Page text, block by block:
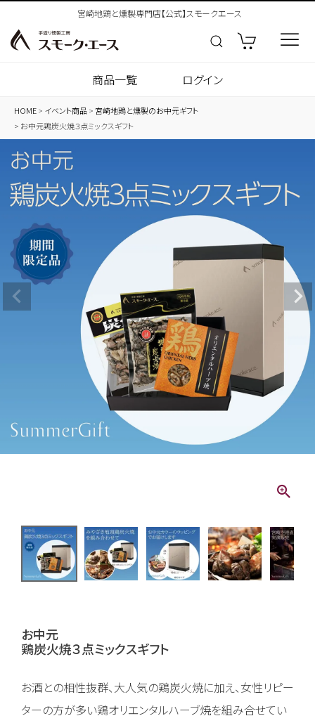
宮崎地鶏と燻製専門店【公式】スモークエース
商品一覧 ログイン
HOME イベント商品
宮崎地鶏と燻製のお中元ギフト
お中元鶏炭火焼３点ミックスギフト
お中元
鶏炭火焼３点ミックスギフト
お酒との相性抜群、大人気の鶏炭火焼に加え、女性リピー
ターの方が多い鶏オリエンタルハーブ焼を組み合せてい